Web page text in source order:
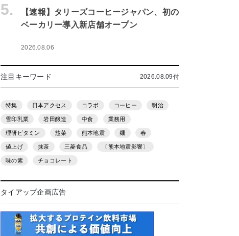
5.
【速報】タリーズコーヒージャパン、初の
ベーカリー導入新店舗オープン
2026.08.06
注目キーワード 2026.08.09付
特集 日本アクセス コラボ コーヒー 明治
雪印乳業 岩田醸造 中食 業務用
理研ビタミン 惣菜 熊本地震 麺 春
値上げ 抹茶 三菱食品 〔熊本地震影響〕
味の素 チョコレート
タイアップ企画広告